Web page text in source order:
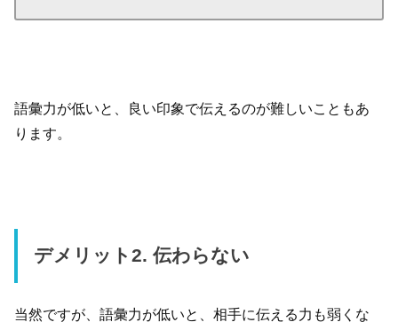
語彙力が低いと、良い印象で伝えるのが難しいこともあ
ります。
デメリット2. 伝わらない
当然ですが、語彙力が低いと、相手に伝える力も弱くな